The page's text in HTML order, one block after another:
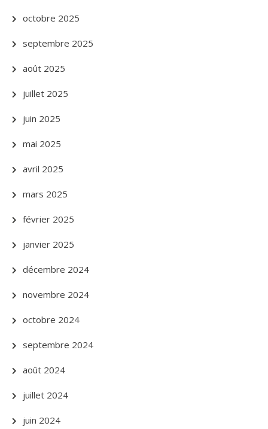
octobre 2025
septembre 2025
août 2025
juillet 2025
juin 2025
mai 2025
avril 2025
mars 2025
février 2025
janvier 2025
décembre 2024
novembre 2024
octobre 2024
septembre 2024
août 2024
juillet 2024
juin 2024